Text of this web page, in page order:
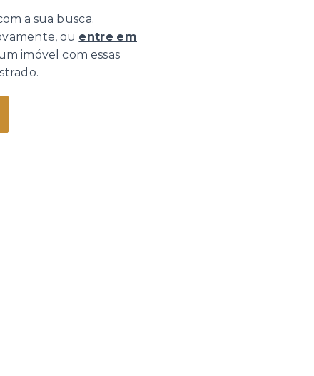
a sua busca.
ou entre em
imóvel com essas